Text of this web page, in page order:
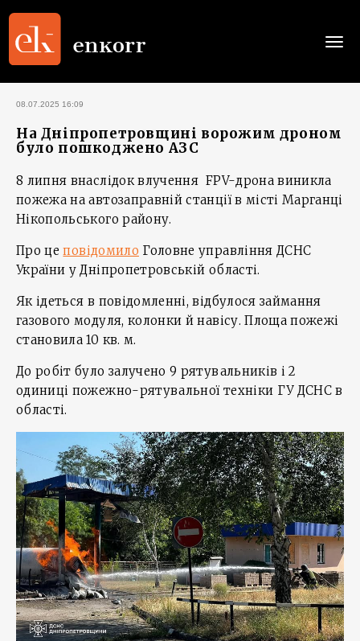
08.07.2025 16:09
На Дніпропетровщині ворожим дроном
було пошкоджено АЗС
8 липня внаслідок влучення FPV-дрона виникла
пожежа на автозаправній станції в місті Марганці
Нікопольського району.
Про цеповідомило Головне управління ДСНС
України у Дніпропетровській області.
Як ідеться в повідомленні, відбулося займання
газового модуля, колонки й навісу. Площа пожежі
становила 10 кв. м.
До робіт було залучено 9 рятувальників і 2
одиниці пожежно-рятувальної техніки ГУ ДСНС в
області.